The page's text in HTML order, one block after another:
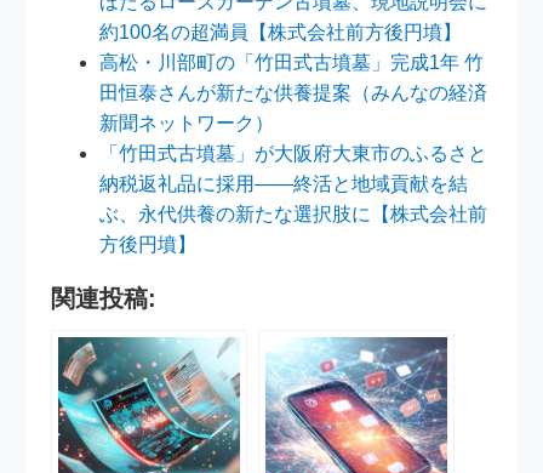
約100名の超満員【株式会社前方後円墳】
高松・川部町の「竹田式古墳墓」完成1年 竹
田恒泰さんが新たな供養提案（みんなの経済
新聞ネットワーク）
「竹田式古墳墓」が大阪府大東市のふるさと
納税返礼品に採用――終活と地域貢献を結
ぶ、永代供養の新たな選択肢に【株式会社前
方後円墳】
関連投稿: